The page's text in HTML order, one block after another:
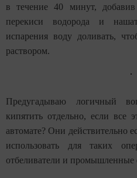
в течение 40 минут,
перекиси водорода и
испарения воду доливать,
раствором.
Предугадываю логичный
кипятить отдельно, если
автомате? Они действительно
использовать для таких
отбеливатели и промышленные